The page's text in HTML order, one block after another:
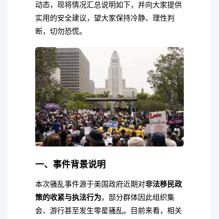
动态，现将情况汇总说明如下，并向大家提供
实用的安全建议，望大家保持冷静、理性判
断，切勿恐慌。
一、事件背景说明
本次骚乱事件源于美国政府近期对非法移民政
策的收紧与执法行为，部分群体因此组织集
会、游行甚至发生零星骚乱。目前来看，相关